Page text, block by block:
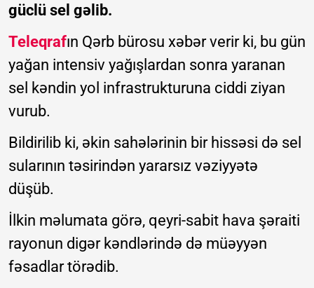
güclü sel gəlib.
Teleqrafın Qərb bürosu xəbər verir ki, bu gün
yağan intensiv yağışlardan sonra yaranan
sel kəndin yol infrastrukturuna ciddi ziyan
vurub.
Bildirilib ki, əkin sahələrinin bir hissəsi də sel
sularının təsirindən yararsız vəziyyətə
düşüb.
İlkin məlumata görə, qeyri-sabit hava şəraiti
rayonun digər kəndlərində də müəyyən
fəsadlar törədib.